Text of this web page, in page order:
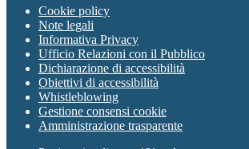
Cookie policy
Note legali
Informativa Privacy
Ufficio Relazioni con il Pubblico
Dichiarazione di accessibilità
Obiettivi di accessibilità
Whistleblowing
Gestione consensi cookie
Amministrazione trasparente